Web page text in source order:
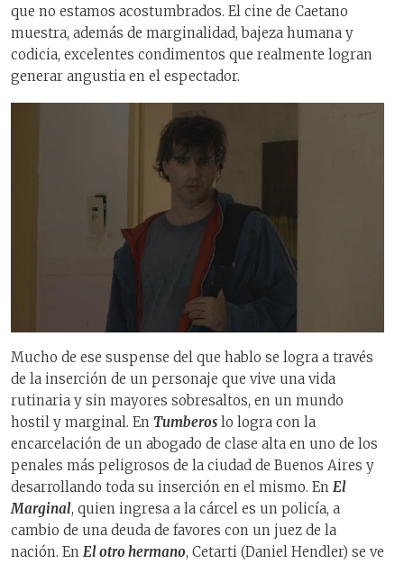
que no estamos acostumbrados. El cine de Caetano
muestra, además de marginalidad, bajeza humana y
codicia, excelentes condimentos que realmente logran
generar angustia en el espectador.
Mucho de ese suspense del que hablo se logra a través
de la inserción de un personaje que vive una vida
rutinaria y sin mayores sobresaltos, en un mundo
hostil y marginal. En Tumberos lo logra con la
encarcelación de un abogado de clase alta en uno de los
penales más peligrosos de la ciudad de Buenos Aires y
desarrollando toda su inserción en el mismo. En El
Marginal, quien ingresa a la cárcel es un policía, a
cambio de una deuda de favores con un juez de la
nación. En El otro hermano, Cetarti (Daniel Hendler) se ve